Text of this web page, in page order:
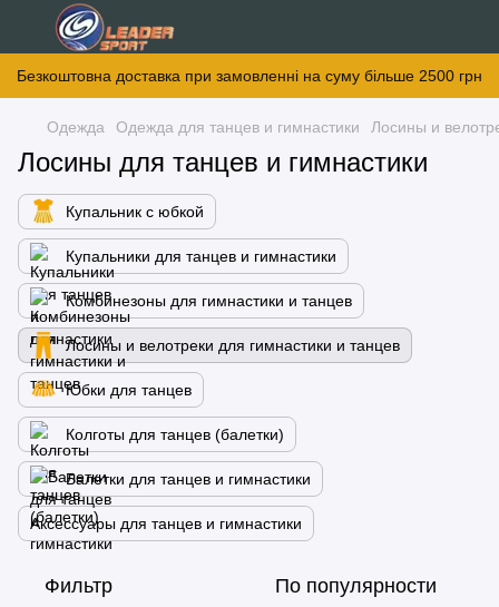
Безкоштовна доставка при замовленні на суму більше 2500 грн
Одежда Одежда для танцев и гимнастики Лосины и
Лосины для танцев и гимнастики
Купальник с юбкой
Купальники для танцев и гимнастики
Комбинезоны для гимнастики и танцев
Лосины и велотреки для гимнастики и танцев
Юбки для танцев
Колготы для танцев (балетки)
Балетки для танцев и гимнастики
Аксессуары для танцев и гимнастики
Фильтр По популярности